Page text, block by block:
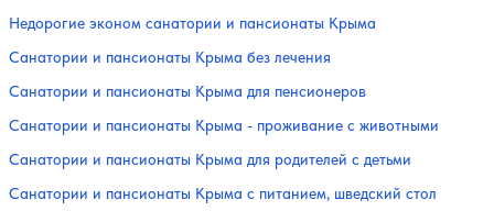
Недорогие эконом санатории и пансионаты Крыма
Санатории и пансионаты Крыма без лечения
Санатории и пансионаты Крыма для пенсионеров
Санатории и пансионаты Крыма - проживание с животными
Санатории и пансионаты Крыма для родителей с детьми
Санатории и пансионаты Крыма с питанием, шведский стол